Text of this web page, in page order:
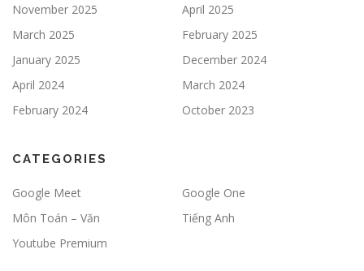
November 2025
April 2025
March 2025
February 2025
January 2025
December 2024
April 2024
March 2024
February 2024
October 2023
CATEGORIES
Google Meet
Google One
Môn Toán – Văn
Tiếng Anh
Youtube Premium